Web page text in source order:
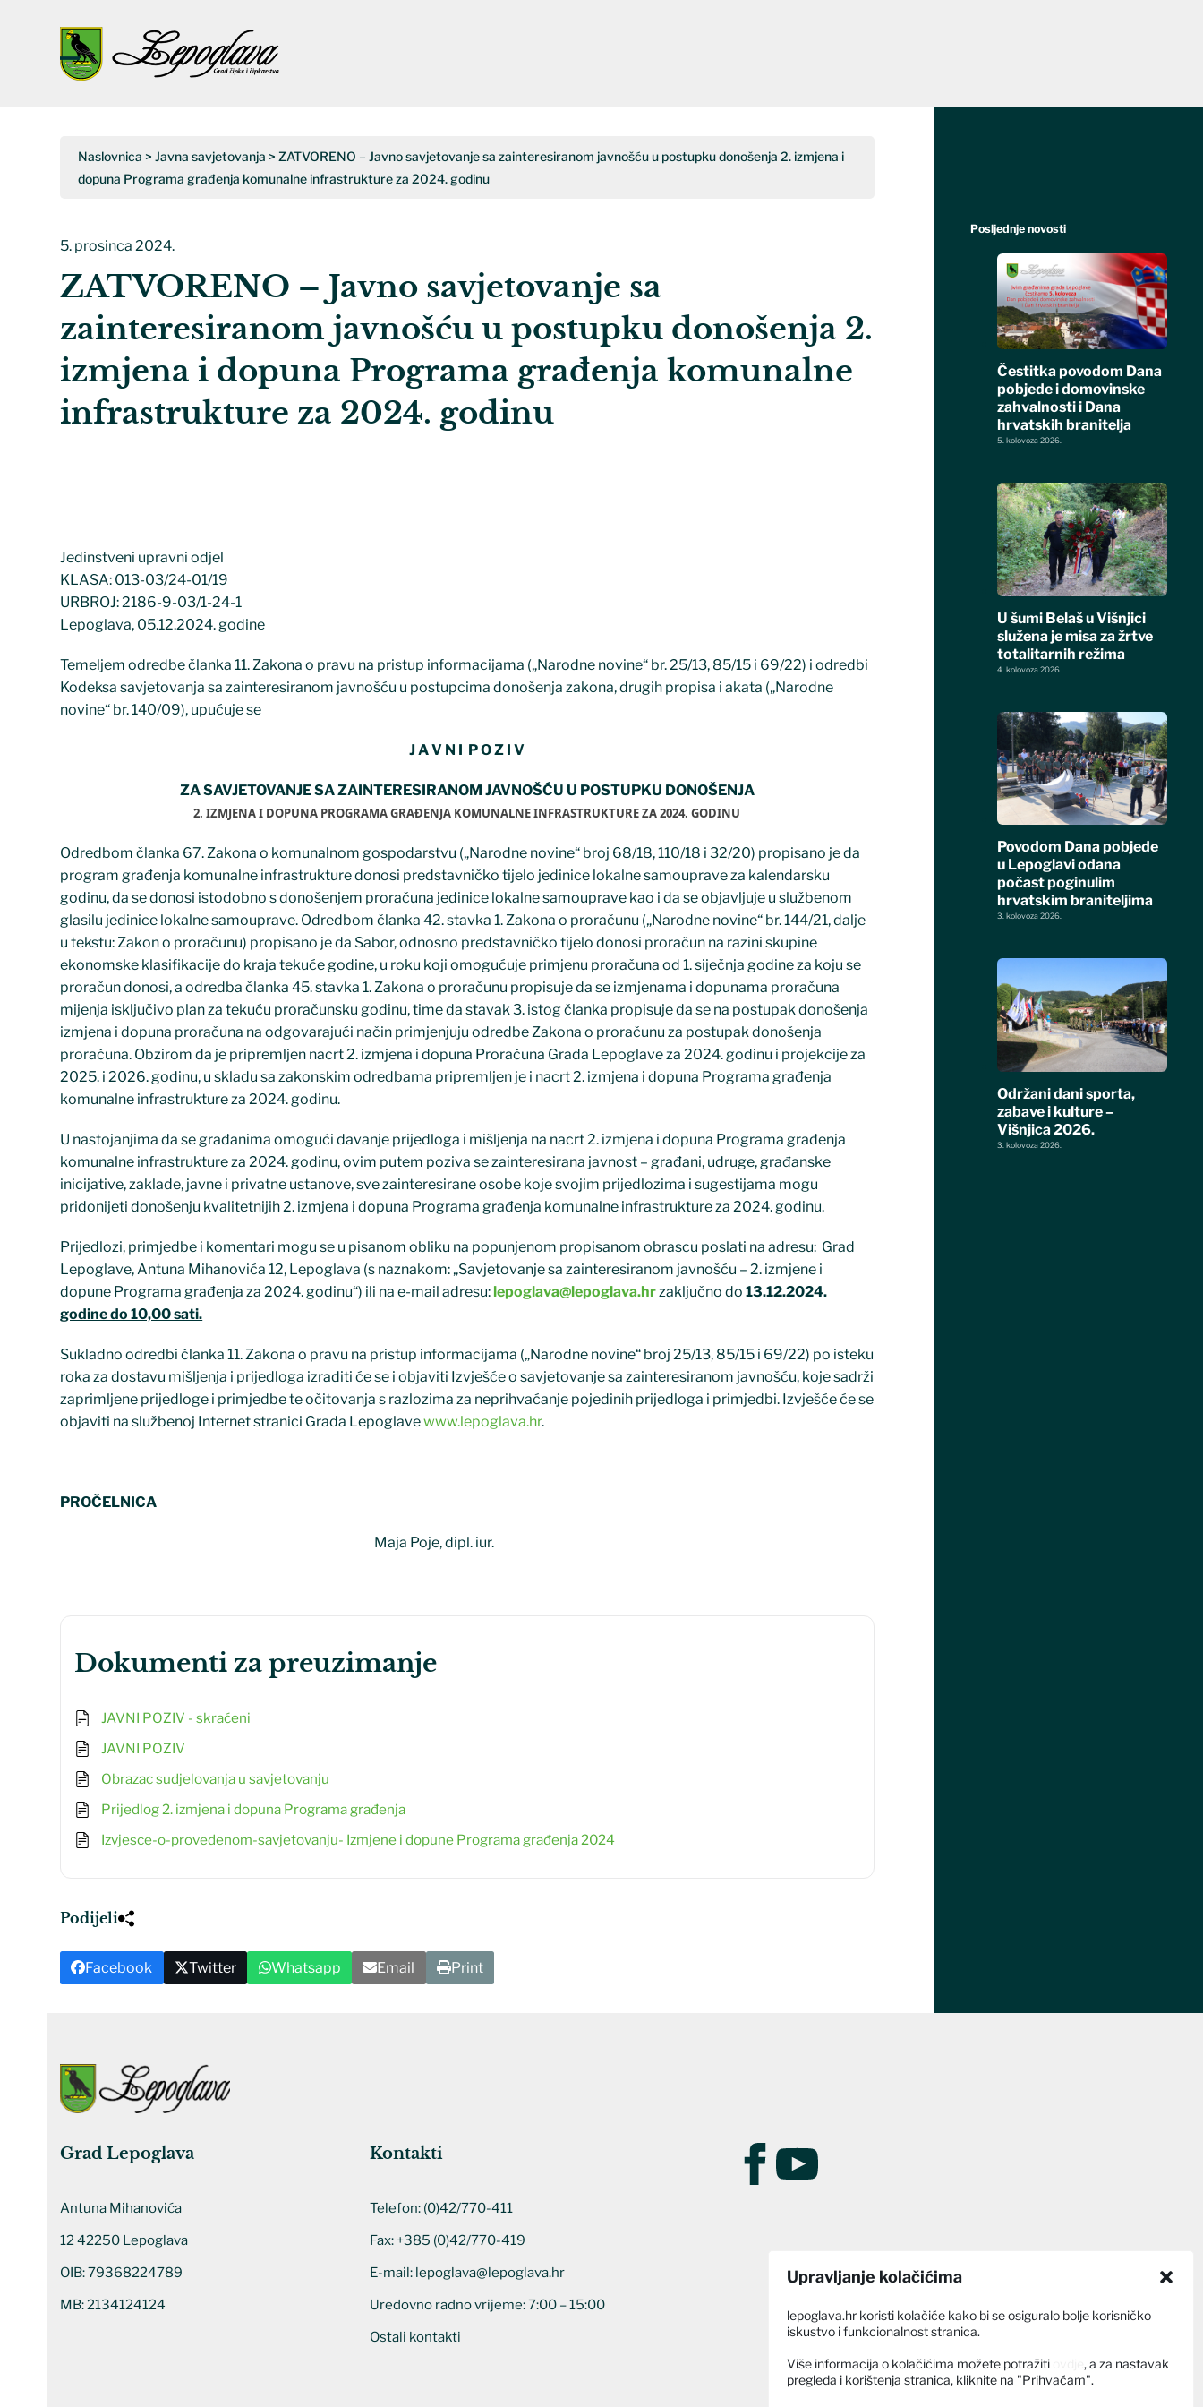
Upravljanje kolačićima
lepoglava.hr koristi kolačiće kako bi se osiguralo bolje korisničko
iskustvo i funkcionalnost stranica.
Više informacija o kolačićima možete potražiti
, a za nastavak
pregleda i korištenja stranica, kliknite na "Prihvaćam".
Open
Close
Naslovnica >Javna savjetovanja >ZATVORENO – Javno savjetovanje sa zainteresiranom javnošću u postupku donošenja 2. izmjena i
dopuna Programa građenja komunalne infrastrukture za 2024. godinu
5. prosinca 2024.
ZATVORENO – Javno savjetovanje sa
zainteresiranom javnošću u postupku donošenja 2.
izmjena i dopuna Programa građenja komunalne
infrastrukture za 2024. godinu
Jedinstveni upravni odjel
KLASA: 013-03/24-01/19
URBROJ: 2186-9-03/1-24-1
Lepoglava, 05.12.2024. godine
Temeljem odredbe članka 11. Zakona o pravu na pristup informacijama („Narodne novine“ br. 25/13, 85/15 i 69/22) i odredbi
Kodeksa savjetovanja sa zainteresiranom javnošću u postupcima donošenja zakona, drugih propisa i akata („Narodne
novine“ br. 140/09), upućuje se
J A V N I P O Z I V
ZA SAVJETOVANJE SA ZAINTERESIRANOM JAVNOŠĆU U POSTUPKU DONOŠENJA
2. IZMJENA I DOPUNA PROGRAMA GRAĐENJA KOMUNALNE INFRASTRUKTURE ZA 2024. GODINU
Odredbom članka 67. Zakona o komunalnom gospodarstvu („Narodne novine“ broj 68/18, 110/18 i 32/20) propisano je da
program građenja komunalne infrastrukture donosi predstavničko tijelo jedinice lokalne samouprave za kalendarsku
godinu, da se donosi istodobno s donošenjem proračuna jedinice lokalne samouprave kao i da se objavljuje u službenom
glasilu jedinice lokalne samouprave. Odredbom članka 42. stavka 1. Zakona o proračunu („Narodne novine“ br. 144/21, dalje
u tekstu: Zakon o proračunu) propisano je da Sabor, odnosno predstavničko tijelo donosi proračun na razini skupine
ekonomske klasifikacije do kraja tekuće godine, u roku koji omogućuje primjenu proračuna od 1. siječnja godine za koju se
proračun donosi, a odredba članka 45. stavka 1. Zakona o proračunu propisuje da se izmjenama i dopunama proračuna
mijenja isključivo plan za tekuću proračunsku godinu, time da stavak 3. istog članka propisuje da se na postupak donošenja
izmjena i dopuna proračuna na odgovarajući način primjenjuju odredbe Zakona o proračunu za postupak donošenja
proračuna. Obzirom da je pripremljen nacrt 2. izmjena i dopuna Proračuna Grada Lepoglave za 2024. godinu i projekcije za
2025. i 2026. godinu, u skladu sa zakonskim odredbama pripremljen je i nacrt 2. izmjena i dopuna Programa građenja
komunalne infrastrukture za 2024. godinu.
U nastojanjima da se građanima omogući davanje prijedloga i mišljenja na nacrt 2. izmjena i dopuna Programa građenja
komunalne infrastrukture za 2024. godinu, ovim putem poziva se zainteresirana javnost – građani, udruge, građanske
inicijative, zaklade, javne i privatne ustanove, sve zainteresirane osobe koje svojim prijedlozima i sugestijama mogu
pridonijeti donošenju kvalitetnijih 2. izmjena i dopuna Programa građenja komunalne infrastrukture za 2024. godinu.
Prijedlozi, primjedbe i komentari mogu se u pisanom obliku na popunjenom propisanom obrascu poslati na adresu: Grad
Lepoglave, Antuna Mihanovića 12, Lepoglava (s naznakom: „Savjetovanje sa zainteresiranom javnošću – 2. izmjene i
dopune Programa građenja za 2024. godinu“) ili na e-mail adresu:lepoglava@lepoglava.hrzaključno do13.12.2024.
godine do 10,00 sati.
Sukladno odredbi članka 11. Zakona o pravu na pristup informacijama („Narodne novine“ broj 25/13, 85/15 i 69/22) po isteku
roka za dostavu mišljenja i prijedloga izraditi će se i objaviti Izvješće o savjetovanje sa zainteresiranom javnošću, koje sadrži
zaprimljene prijedloge i primjedbe te očitovanja s razlozima za neprihvaćanje pojedinih prijedloga i primjedbi. Izvješće će se
objaviti na službenoj Internet stranici Grada Lepoglavewww.lepoglava.hr.
PROČELNICA
Maja Poje, dipl. iur.
dokumenti za preuzimanje
JAVNI POZIV - skraćeni
JAVNI POZIV
Obrazac sudjelovanja u savjetovanju
Prijedlog 2. izmjena i dopuna Programa građenja
Izvjesce-o-provedenom-savjetovanju- Izmjene i dopune Programa građenja 2024
Podijeli
Facebook Twitter Whatsapp Email Print
Posljednje novosti
Čestitka povodom Dana
pobjede i domovinske
zahvalnosti i Dana
hrvatskih branitelja
5. kolovoza 2026.
U šumi Belaš u Višnjici
služena je misa za žrtve
totalitarnih režima
4. kolovoza 2026.
Povodom Dana pobjede
u Lepoglavi odana
počast poginulim
hrvatskim braniteljima
3. kolovoza 2026.
Održani dani sporta,
zabave i kulture –
Višnjica 2026.
3. kolovoza 2026.
Grad Lepoglava
Antuna Mihanovića
12 42250 Lepoglava
OIB: 79368224789
MB: 2134124124
Kontakti
Telefon: (0)42/770-411
Fax: +385 (0)42/770-419
E-mail: lepoglava@lepoglava.hr
Uredovno radno vrijeme: 7:00 – 15:00
Ostali kontakti